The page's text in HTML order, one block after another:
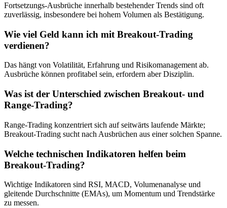
Fortsetzungs-Ausbrüche innerhalb bestehender Trends sind oft
zuverlässig, insbesondere bei hohem Volumen als Bestätigung.
Wie viel Geld kann ich mit Breakout-Trading
verdienen?
Das hängt von Volatilität, Erfahrung und Risikomanagement ab.
Ausbrüche können profitabel sein, erfordern aber Disziplin.
Was ist der Unterschied zwischen Breakout- und
Range-Trading?
Range-Trading konzentriert sich auf seitwärts laufende Märkte;
Breakout-Trading sucht nach Ausbrüchen aus einer solchen Spanne.
Welche technischen Indikatoren helfen beim
Breakout-Trading?
Wichtige Indikatoren sind RSI, MACD, Volumenanalyse und
gleitende Durchschnitte (EMAs), um Momentum und Trendstärke
zu messen.